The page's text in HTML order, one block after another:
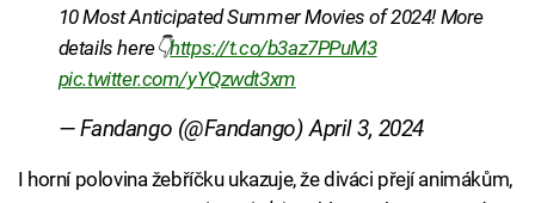
10 Most Anticipated Summer Movies of 2024! More
details here👇https://t.co/b3az7PPuM3
pic.twitter.com/yYQzwdt3xm
— Fandango (@Fandango)April 3, 2024
I horní polovina žebříčku ukazuje, že diváci přejí animákům,